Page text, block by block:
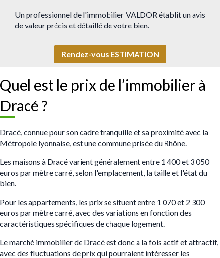
Un professionnel de l'immobilier VALDOR établit un avis
de valeur précis et détaillé de votre bien.
Rendez-vous ESTIMATION
Quel est le prix de l’immobilier à
Dracé ?
Dracé, connue pour son cadre tranquille et sa proximité avec la
Métropole lyonnaise, est une commune prisée du Rhône.
Les maisons à Dracé varient généralement entre 1 400 et 3 050
euros par mètre carré, selon l'emplacement, la taille et l'état du
bien.
Pour les appartements, les prix se situent entre 1 070 et 2 300
euros par mètre carré, avec des variations en fonction des
caractéristiques spécifiques de chaque logement.
Le marché immobilier de Dracé est donc à la fois actif et attractif,
avec des fluctuations de prix qui pourraient intéresser les